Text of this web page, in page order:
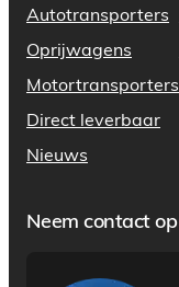
Autotransporters
Oprijwagens
Motortransporters
Direct leverbaar
Nieuws
Neem contact op